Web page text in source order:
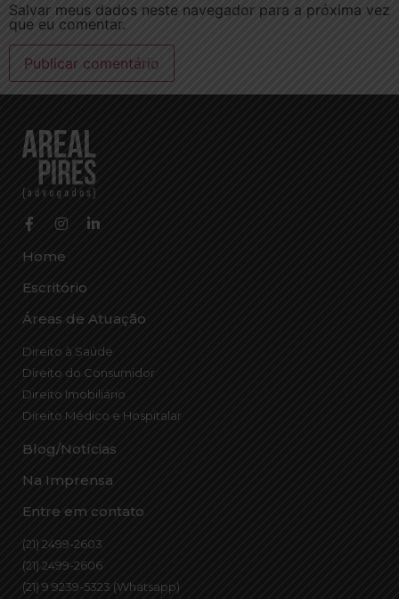
Salvar meus dados neste navegador para a próxima vez
que eu comentar.
Home
Escritório
Áreas de Atuação
Direito à Saúde
Direito do Consumidor
Direito Imobiliário
Direito Médico e Hospitalar
Blog/Notícias
Na Imprensa
Entre em contato
(21) 2499-2603
(21) 2499-2606
(21) 9 9239-5323 (Whatsapp)